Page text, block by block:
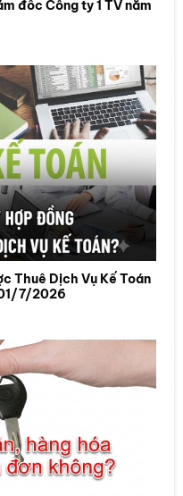
đốc Công ty 1 TV năm
Thuê Dịch Vụ Kế Toán
7/2026